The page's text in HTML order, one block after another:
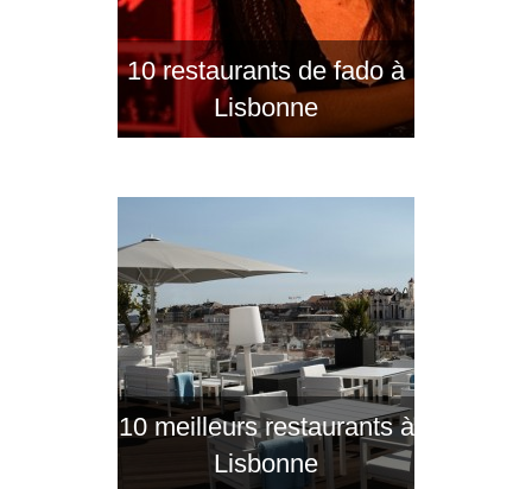
10 restaurants de fado à
Lisbonne
10 meilleurs restaurants à
Lisbonne